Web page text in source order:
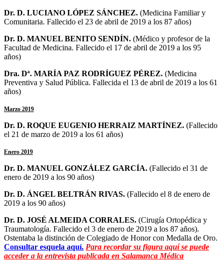
Dr. D. LUCIANO LÓPEZ SÁNCHEZ. (Medicina Familiar y
Comunitaria. Fallecido el 23 de abril de 2019 a los 87 años)
Dr. D. MANUEL BENITO SENDÍN. (Médico y profesor de la
Facultad de Medicina. Fallecido el 17 de abril de 2019 a los 95
años)
Dra. Dª. MARÍA PAZ RODRÍGUEZ PÉREZ. (Medicina
Preventiva y Salud Pública. Fallecida el 13 de abril de 2019 a los 61
años)
Marzo 2019
Dr. D. ROQUE EUGENIO HERRAIZ MARTÍNEZ. (Fallecido
el 21 de marzo de 2019 a los 61 años)
Enero 2019
Dr. D. MANUEL GONZÁLEZ GARCÍA. (Fallecido el 31 de
enero de 2019 a los 90 años)
Dr. D. ÁNGEL BELTRÁN RIVAS. (Fallecido el 8 de enero de
2019 a los 90 años)
Dr. D. JOSÉ ALMEIDA CORRALES. (Cirugía Ortopédica y
Traumatología. Fallecido el 3 de enero de 2019 a los 87 años).
Ostentaba la distinción de Colegiado de Honor con Medalla de Oro.
Consultar esquela aquí. Para recordar su figura aquí se puede
acceder a la entrevista publicada en Salamanca Médica